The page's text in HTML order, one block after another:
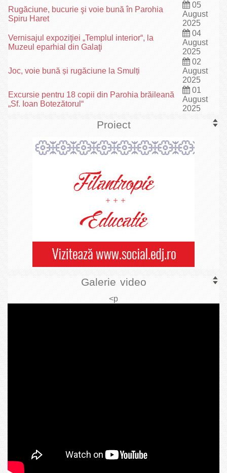
Rugăciune, bucurie şi voie bună în Parohia
Spiru Haret
05
August
2025
Vernisajul expoziţiei „Templul interior“, la
Muzeul eparhial din Galaţi
04
August
2025
Joc, voie bună și rugăciune la Smulți
02
August
2025
Excursie pentru 18 copii din Parohia brăileană
„Sf. Ioan Botezătorul“
01
August
2025
Proiect
Galerie video
<p